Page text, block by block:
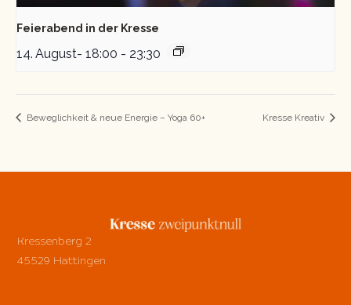
Feierabend in der Kresse
14. August- 18:00 - 23:30
Beweglichkeit & neue Energie – Yoga 60+ Kresse Kreativ
Kressenberg 2
45529 Hattingen